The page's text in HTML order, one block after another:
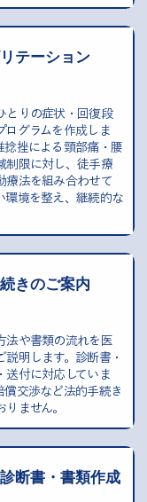
テーション
とりの症状・回復段
ログラムを作成しま
捻挫による頸部痛・腰
制限に対し、徒手療
療法を組み合わせて
環境を整え、継続的な
きのご案内
法や書類の流れを医
明します。診断書・
送付に対応していま
償交渉など法的手続き
ません。
断書・書類作成